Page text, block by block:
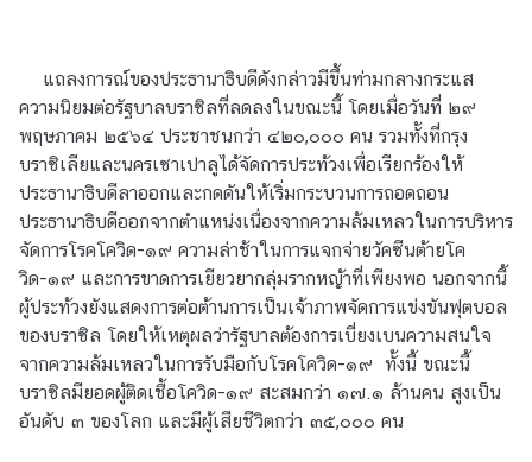
ใ
น
ภู
มิ
ภ
า
ค
บ
ท
ค
ว
า
แถลงการณ์ของประธานาธิบดีดังกล่าวมีขึ้นท่ามกลางกระแส
ความนิยมต่อรัฐบาลบราซิลที่ลดลงในขณะนี้ โดยเมื่อวันที่ ๒๙
พฤษภาคม ๒๕๖๔ ประชาชนกว่า ๔๒๐,๐๐๐ คน รวมทั้งที่กรุง
บราซิเลียและนครเซาเปาลูได้จัดการประท้วงเพื่อเรียกร้องให้
ประธานาธิบดีลาออกและกดดันให้เริ่มกระบวนการถอดถอน
ประธานาธิบดีออกจากตำแหน่งเนื่องจากความล้มเหลวในการบริหาร
จัดการโรคโควิด-๑๙ ความล่าช้าในการแจกจ่ายวัคซีนต้ายโค
วิด-๑๙ และการขาดการเยียวยากลุ่มรากหญ้าที่เพียงพอ นอกจากนี้
ผู้ประท้วงยังแสดงการต่อต้านการเป็นเจ้าภาพจัดการแข่งขันฟุตบอล
ของบราซิล โดยให้เหตุผลว่ารัฐบาลต้องการเบี่ยงเบนความสนใจ
จากความล้มเหลวในการรับมือกับโรคโควิด-๑๙ ทั้งนี้ ขณะนี้
บราซิลมียอดผู้ติดเชื้อโควิด-๑๙ สะสมกว่า ๑๗.๑ ล้านคน สูงเป็น
อันดับ ๓ ของโลก และมีผู้เสียชีวิตกว่า ๓๕,๐๐๐ คน